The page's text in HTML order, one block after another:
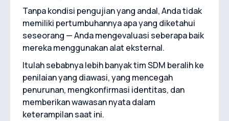
Tanpa kondisi pengujian yang andal, Anda tidak
memiliki pertumbuhannya apa yang diketahui
seseorang — Anda mengevaluasi seberapa baik
mereka menggunakan alat eksternal.
Itulah sebabnya lebih banyak tim SDM beralih ke
penilaian yang diawasi, yang mencegah
penurunan, mengkonfirmasi identitas, dan
memberikan wawasan nyata dalam
keterampilan saat ini.